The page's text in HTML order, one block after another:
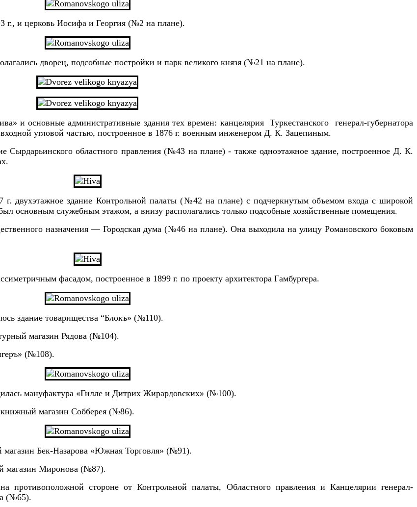
г., и церковь Иосифа и Георгия (№2 на плане).
дворец, подсобные постройки и парк великого князя (№21 на плане).
и основные админис­тративные здания тех времен: канцеля­рия Туркестанского генерал-губернатора
угловой частью, построен­ное в 1876 г. военным инженером Д. К. Зацепиным.
Сырдарьинского областного правления (№43 на плане) - также одноэтажное здание, построен­ное Д. К.
двухэтажное зда­ние Контрольной палаты (№42 на плане) с подчеркнутым объемом входа с широкой
основным служебным этажом, а внизу располагались только подсобные хозяйственные помещения.
наз­начения — Городская дума (№46 на плане). Она выходила на улицу Романовского боковым
фасадом, построенное в 1899 г. по проекту архитектора Гамбургера.
здание товарищества “Блокъ» (№110).
магазин Рядова (№104).
(№108).
мануфактура «Гилле и Дитрих Жирардовских» (№100).
магазин Собберея (№86).
магазин Бек-Назарова «Южная Торговля» (№91).
магазин Миронова (№87).
противоположной стороне от Контрольной палаты, Областного правления и Канцелярии генерал-
(№65).